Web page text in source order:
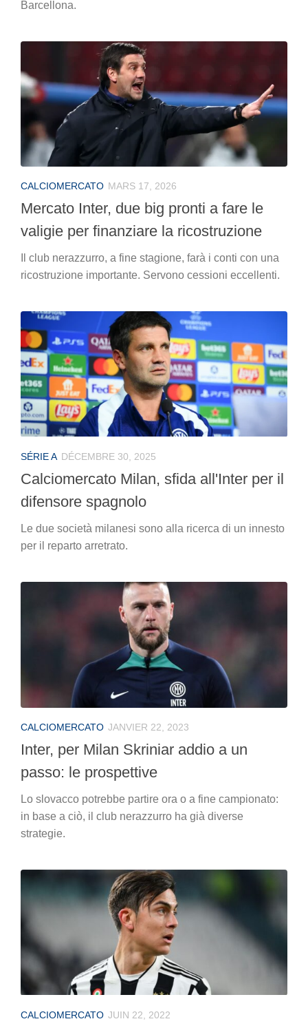
Barcellona.
CALCIOMERCATO MARS 17, 2026
Mercato Inter, due big pronti a fare le
valigie per finanziare la ricostruzione
Il club nerazzurro, a fine stagione, farà i conti con una
ricostruzione importante. Servono cessioni eccellenti.
SÉRIE A DÉCEMBRE 30, 2025
Calciomercato Milan, sfida all'Inter per il
difensore spagnolo
Le due società milanesi sono alla ricerca di un innesto
per il reparto arretrato.
CALCIOMERCATO JANVIER 22, 2023
Inter, per Milan Skriniar addio a un
passo: le prospettive
Lo slovacco potrebbe partire ora o a fine campionato:
in base a ciò, il club nerazzurro ha già diverse
strategie.
CALCIOMERCATO JUIN 22, 2022